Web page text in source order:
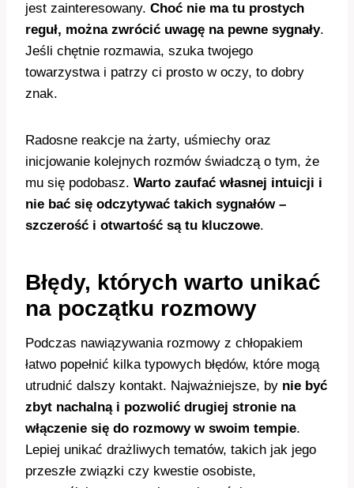
jest zainteresowany. Choć nie ma tu prostych
reguł, można zwrócić uwagę na pewne sygnały.
Jeśli chętnie rozmawia, szuka twojego
towarzystwa i patrzy ci prosto w oczy, to dobry
znak.
Radosne reakcje na żarty, uśmiechy oraz
inicjowanie kolejnych rozmów świadczą o tym, że
mu się podobasz. Warto zaufać własnej intuicji i
nie bać się odczytywać takich sygnałów –
szczerość i otwartość są tu kluczowe.
Błędy, których warto unikać
na początku rozmowy
Podczas nawiązywania rozmowy z chłopakiem
łatwo popełnić kilka typowych błędów, które mogą
utrudnić dalszy kontakt. Najważniejsze, by nie być
zbyt nachalną i pozwolić drugiej stronie na
włączenie się do rozmowy w swoim tempie.
Lepiej unikać drażliwych tematów, takich jak jego
przeszłe związki czy kwestie osobiste,